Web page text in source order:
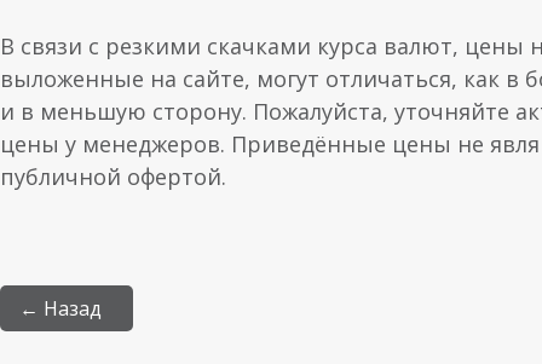
В связи с резкими скачками курса валют, цены
выложенные на сайте, могут отличаться, как в
и в меньшую сторону. Пожалуйста, уточняйте
цены у менеджеров. Приведённые цены не
публичной офертой.
← Назад